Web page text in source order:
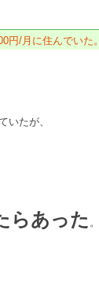
円/月に住んでいた。
いたが、
らあった 。